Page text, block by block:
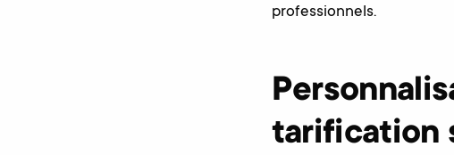
professionnels.
tarification